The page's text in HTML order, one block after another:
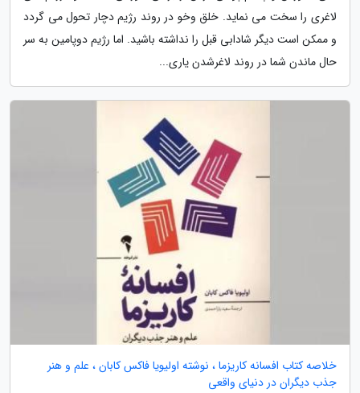
لاغری را سخت می نماید. خلق وخو در روند رژیم دچار تحول می گردد
و ممکن است دیگر شادابی قبل را نداشته باشید. اما رژیم دوپامین به سر
حال ماندن شما در روند لاغرشدن یاری...
خلاصه کتاب افسانه کاریزما ، نوشته اولیویا فاکس کابان ، علم و هنر
جذب دیگران در دنیای واقعی